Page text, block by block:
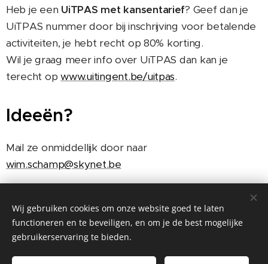
Heb je een UiTPAS met kansentarief? Geef dan je
UiTPAS nummer door bij inschrijving voor betalende
activiteiten, je hebt recht op 80% korting.
Wil je graag meer info over UiTPAS dan kan je
terecht opwww.uitingent.be/uitpas.
Ideeën?
Mail ze onmiddellijk door naar
wim.schamp@skynet.be
Boesbeeklaan 35, 9051 Sint-Denijs-Westrem -
Wij gebruiken cookies om onze website goed te laten
functioneren en te beveiligen, en om je de best mogelijke
gebruikerservaring te bieden.